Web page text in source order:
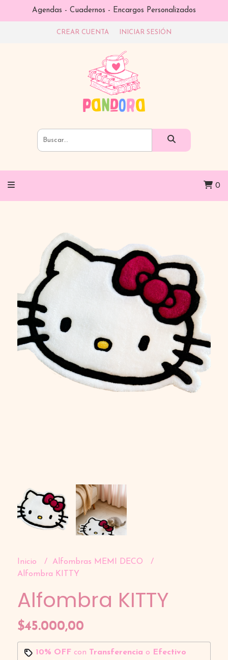
Agendas - Cuadernos - Encargos Personalizados
CREAR CUENTA INICIAR SESIÓN
0
Inicio
Alfombras MEMI DECO
Alfombra KITTY
Alfombra KITTY
$45.000,00
10% OFFcon Transferencia o
Efectivo